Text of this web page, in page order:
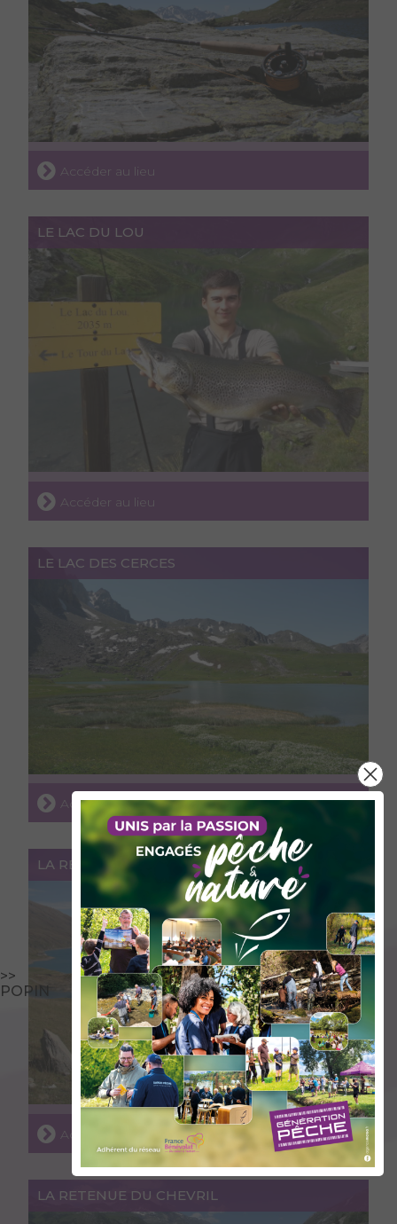
>>
POPIN
Accéder au lieu
LE LAC DU LOU
Accéder au lieu
LE LAC DES CERCES
Accéder au lieu
LA RETENUE DU MONT-CENIS
Accéder au lieu
LA RETENUE DU CHEVRIL